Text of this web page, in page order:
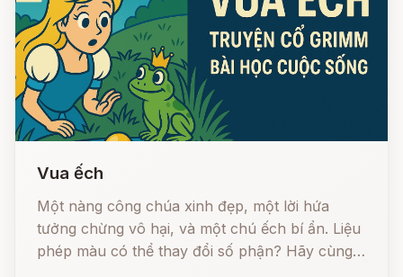
Vua ếch
Một nàng công chúa xinh đẹp, một lời hứa
tưởng chừng vô hại, và một chú ếch bí ẩn. Liệu
phép màu có thể thay đổi số phận? Hãy cùng